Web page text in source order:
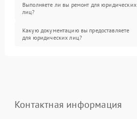
Выполняете ли вы ремонт для юридических
лиц?
Какую документацию вы предоставляете
для юридических лиц?
Контактная информация